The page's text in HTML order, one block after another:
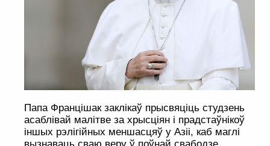
Папа Францішак заклікаў прысвяціць студзень
асаблівай малітве за хрысціян і прадстаўнікоў
іншых рэлігійных меншасцяў у Азіі, каб маглі